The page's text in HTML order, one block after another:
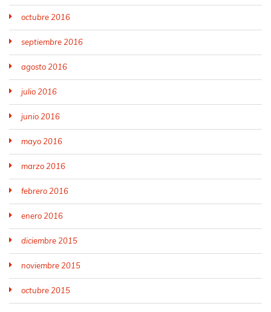
octubre 2016
septiembre 2016
agosto 2016
julio 2016
junio 2016
mayo 2016
marzo 2016
febrero 2016
enero 2016
diciembre 2015
noviembre 2015
octubre 2015